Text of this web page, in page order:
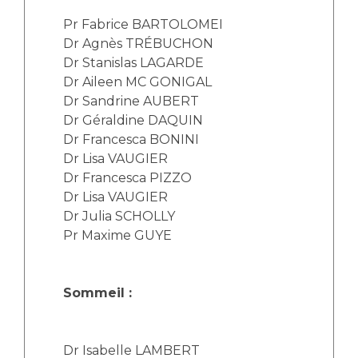
Transports sanitaires
Vos droits, vos devoirs
Handicap
Handi 13
Pôle Médecine Physique et Réadaptation
Accueil sourds et malentendants
Charte Romain Jacob
Mouvement Parcours Handicap 13
Écoles et Instituts de Formation
Plateforme des internes
Professionnels de santé
Adresser un patient
Médicale
Pr Fabrice BARTOLOMEI
Dr Agnès TRÉBUCHON
Dr Stanislas LAGARDE
Dr Aileen MC GONIGAL
Dr Sandrine AUBERT
Dr Géraldine DAQUIN
Dr Francesca BONINI
Dr Lisa VAUGIER
Dr Francesca PIZZO
Dr Lisa VAUGIER
Dr Julia SCHOLLY
Pr Maxime GUYE
Sommeil :
Dr Isabelle LAMBERT